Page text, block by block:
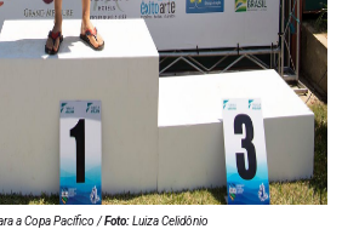
a Copa Pacífico /Foto:Luiza Celidônio